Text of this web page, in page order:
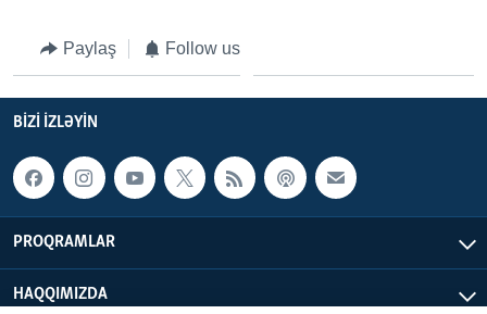
Paylaş Follow us
BIZI IZLƏYIN
PROQRAMLAR
HAQQIMIZDA